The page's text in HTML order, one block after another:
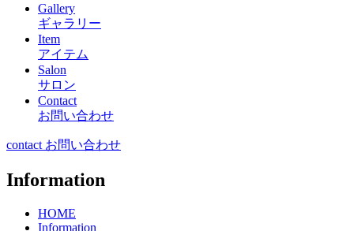
Gallery
ギャラリー
Item
アイテム
Salon
サロン
Contact
お問い合わせ
contact お問い合わせ
Information
HOME
Information